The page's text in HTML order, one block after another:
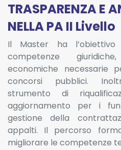
TRASPARENZA E
NELLA PA II Livello
Il Master ha
competenze
economiche necessarie
concorsi pubblici.
strumento di
aggiornamento per i
gestione della
appalti. Il percorso
migliorare le competenze